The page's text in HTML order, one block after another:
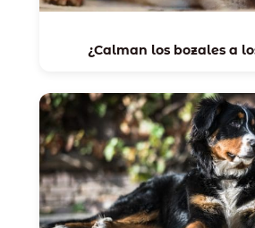
¿Calman los bozales a